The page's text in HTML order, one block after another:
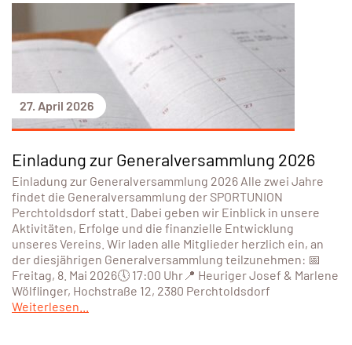
27. April 2026
Einladung zur Generalversammlung 2026
Einladung zur Generalversammlung 2026 Alle zwei Jahre
findet die Generalversammlung der SPORTUNION
Perchtoldsdorf statt. Dabei geben wir Einblick in unsere
Aktivitäten, Erfolge und die finanzielle Entwicklung
unseres Vereins. Wir laden alle Mitglieder herzlich ein, an
der diesjährigen Generalversammlung teilzunehmen: 📅
Freitag, 8. Mai 2026🕔 17:00 Uhr📍 Heuriger Josef & Marlene
Wölflinger, Hochstraße 12, 2380 Perchtoldsdorf
Weiterlesen...